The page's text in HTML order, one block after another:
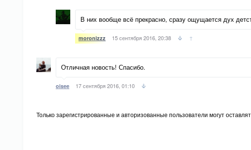
В них вообще всё прекрасно, сразу ощущается дух
moronizzz 15 сентября 2016, 20:38 ↑
Отличная новость! Спасибо.
oisee 17 сентября 2016, 01:10
Только зарегистрированные и авторизованные пользователи могут